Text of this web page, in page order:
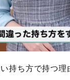
持ち方で持つ